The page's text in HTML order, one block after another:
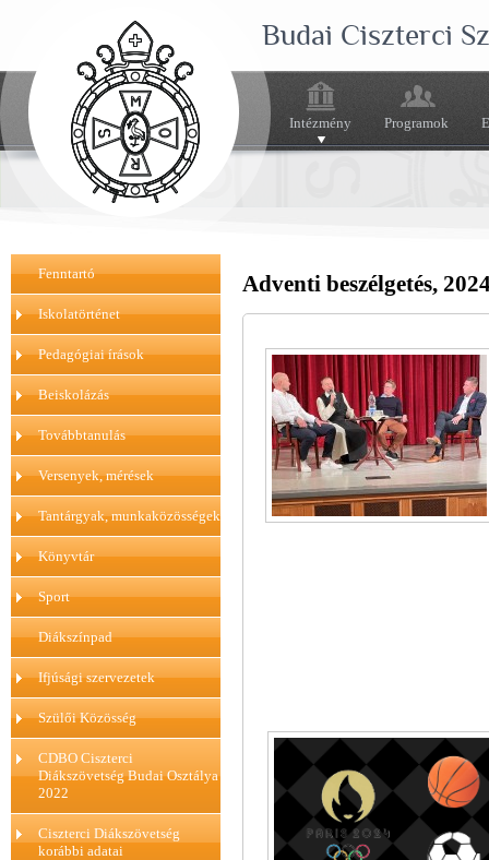
Budai Ciszterci
Intézmény Programok
Fenntartó
Iskolatörténet
Pedagógiai írások
Beiskolázás
Továbbtanulás
Versenyek, mérések
Tantárgyak, munkaközösségek
Könyvtár
Sport
Diákszínpad
Ifjúsági szervezetek
Szülői Közösség
CDBO Ciszterci
Diákszövetség Budai Osztálya
2022
Ciszterci Diákszövetség
korábbi adatai
Adventi beszélgetés,